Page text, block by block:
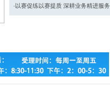
· 以赛促练以赛提质 深耕业务精进服务